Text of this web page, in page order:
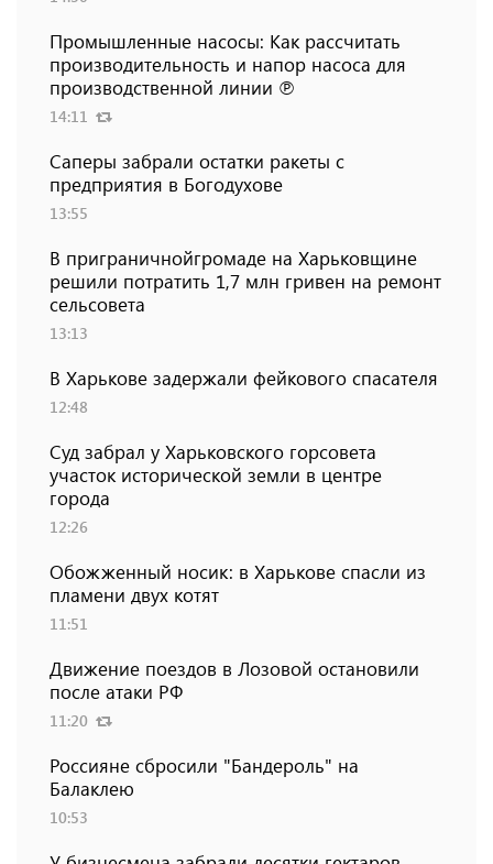
Промышленные насосы: Как рассчитать
производительность и напор насоса для
производственной линии ℗
14:11
Саперы забрали остатки ракеты с
предприятия в Богодухове
13:55
В приграничнойгромаде на Харьковщине
решили потратить 1,7 млн ​​гривен на ремонт
сельсовета
13:13
В Харькове задержали фейкового спасателя
12:48
Суд забрал у Харьковского горсовета
участок исторической земли в центре
города
12:26
Обожженный носик: в Харькове спасли из
пламени двух котят
11:51
Движение поездов в Лозовой остановили
после атаки РФ
11:20
Россияне сбросили "Бандероль" на
Балаклею
10:53